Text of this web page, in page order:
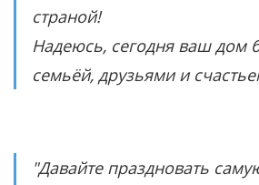
страной!
Надеюсь, сегодня ваш дом
семьёй, друзьями и
"Давайте праздновать